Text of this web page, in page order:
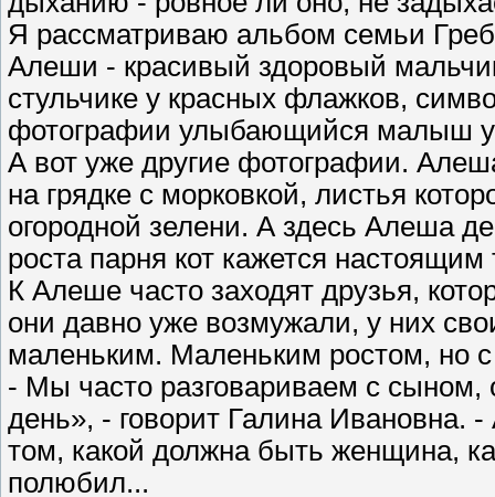
Я рассматриваю альбом семьи
Алеши - красивый здоровый
стульчике у красных флажков,
фотографии улыбающийся малыш у
А вот уже другие фотографии.
на грядке с морковкой, листья
огородной зелени. А здесь Алеша
роста парня кот кажется настоящим
К Алеше часто заходят друзья,
они давно уже возмужали, у них
маленьким. Маленьким ростом, но
- Мы часто разговариваем с
день», - говорит Галина Ивановна.
том, какой должна быть женщина,
полюбил...